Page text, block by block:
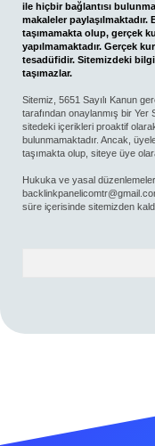
ile hiçbir bağlantısı
makaleler
taşımamakta olup, gerçek
yapılmamaktadır. Gerçek
tesadüfidir. Sitemizdeki
taşımazlar.
Sitemiz, 5651 Sayılı Kanun
tarafından onaylanmış bir Yer
sitedeki içerikleri proaktif
bulunmamaktadır. Ancak,
taşımakta olup, siteye üye
Hukuka ve yasal
süre içerisinde sitemizden